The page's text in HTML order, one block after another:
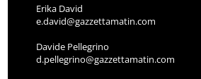
Erika David
e.david@gazzettamatin.com
Davide Pellegrino
d.pellegrino@gazzettamatin.com